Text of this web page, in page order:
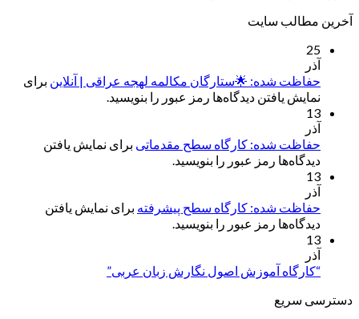
آخرین مطالب سایت
25
آذر
حفاظت شده: 🌟ستارگان مکالمه لهجه عراقی | آنلاین برای
نمایش یافتن دیدگاه‌ها رمز عبور را بنویسید.
13
آذر
حفاظت شده: کارگاه سطح مقدماتی برای نمایش یافتن
دیدگاه‌ها رمز عبور را بنویسید.
13
آذر
حفاظت شده: کارگاه سطح پیشرفته برای نمایش یافتن
دیدگاه‌ها رمز عبور را بنویسید.
13
آذر
“کارگاه آموزش اصول نگارش زبان عربی”
دسترسی سریع